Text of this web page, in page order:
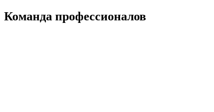
Команда профессионалов